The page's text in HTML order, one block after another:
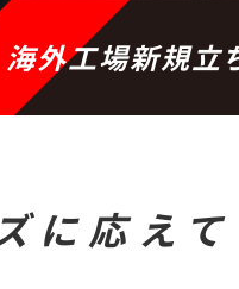
海外工場新規立
に応えて